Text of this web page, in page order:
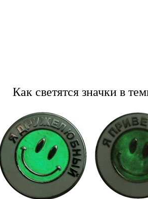
Как светятся значки в